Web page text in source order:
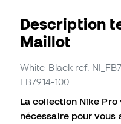
Description
Maillot
White-Black ref.
FB7914-100
La collection Nike
nécessaire pour vous